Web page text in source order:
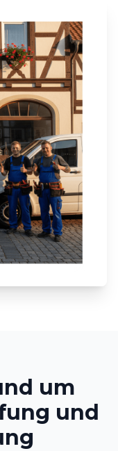
um
und